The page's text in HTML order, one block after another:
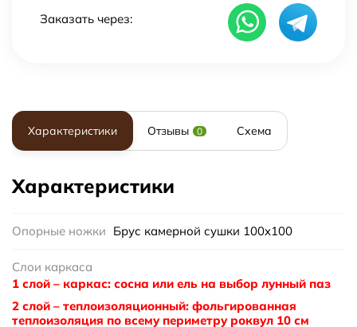
Заказать через:
Характеристики Отзывы 0 Схема
Характеристики
Опорные ножки Брус камерной сушки 100x100
Слои каркаса
1 слой – каркас: сосна или ель на выбор лунный паз
2 слой – теплоизоляционный: фольгированная
теплоизоляция по всему периметру роквул 10 см